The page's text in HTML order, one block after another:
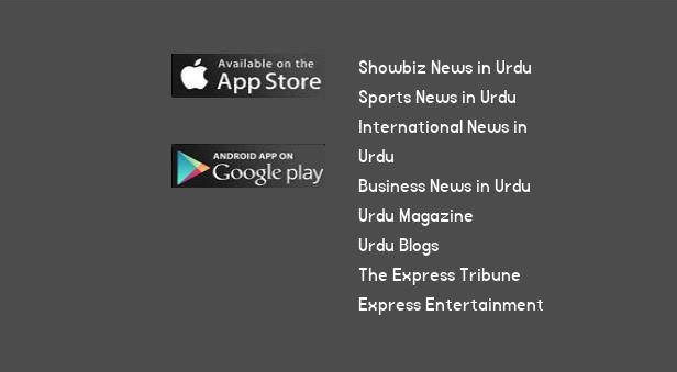
Showbiz News in Urdu
Sports News in Urdu
International News in
Urdu
Business News in Urdu
Urdu Magazine
Urdu Blogs
The Express Tribune
Express Entertainment